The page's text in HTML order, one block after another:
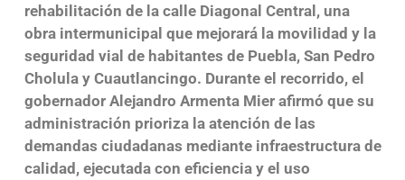
rehabilitación de la calle Diagonal Central, una
obra intermunicipal que mejorará la movilidad y la
seguridad vial de habitantes de Puebla, San Pedro
Cholula y Cuautlancingo. Durante el recorrido, el
gobernador Alejandro Armenta Mier afirmó que su
administración prioriza la atención de las
demandas ciudadanas mediante infraestructura de
calidad, ejecutada con eficiencia y el uso